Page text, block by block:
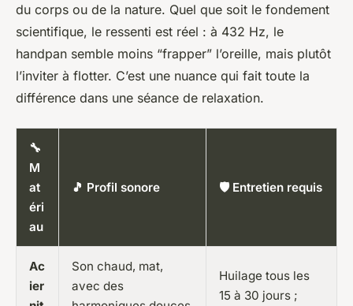
du corps ou de la nature. Quel que soit le fondement
scientifique, le ressenti est réel : à 432 Hz, le
handpan semble moins “frapper” l’oreille, mais plutôt
l’inviter à flotter. C’est une nuance qui fait toute la
différence dans une séance de relaxation.
🔧
M
at
éri
au
🎵 Profil sonore 🛡️ Entretien requis
Ac
ier
Son chaud, mat,
avec des
Huilage tous les
15 à 30 jours ;